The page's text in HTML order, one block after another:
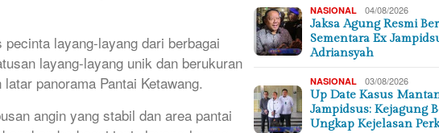
layang-layang dari berbagai
layang-layang unik dan berukuran
panorama Pantai Ketawang.
angin yang stabil dan area pantai
NASIONAL 04/08/2026
Jaksa Agung Resmi
Sementara Ex
Adriansyah
NASIONAL 03/08/2026
Up Date Kasus
Jampidsus: Kejagung
Ungkap Kejelasan